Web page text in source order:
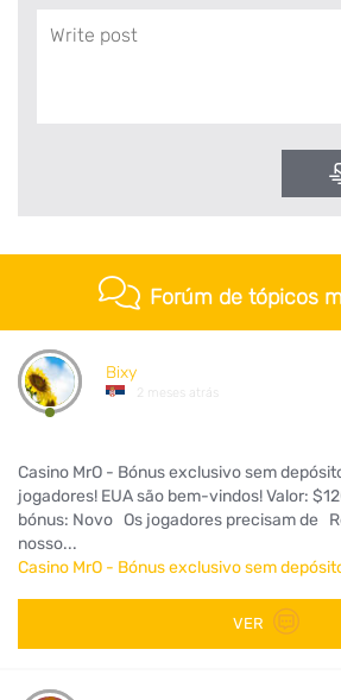
Forúm de tópicos
Bixy
2 meses atrás
Casino MrO - Bónus exclusivo sem
jogadores! EUA são bem-vindos! Valor:
bónus: Novo Os jogadores precisam de
nosso...
Casino MrO - Bónus exclusivo sem
VER